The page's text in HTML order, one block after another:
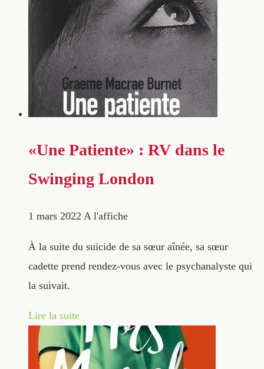
«Une Patiente» : RV dans le
Swinging London
1 mars 2022 A l'affiche
À la suite du suicide de sa sœur aînée, sa sœur
cadette prend rendez-vous avec le psychanalyste qui
la suivait.
Lire la suite